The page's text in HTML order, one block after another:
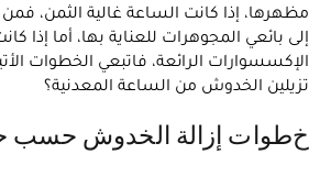
مظهرها، إذا كانت الساعة غالية الثمن،
إلى بائعي المجوهرات للعناية بها، أما إذا
الإكسسوارات الرائعة، فاتبعي الخطوات
تزيلين الخدوش من الساعة المعدنية؟
خطوات إزالة الخدوش حسب